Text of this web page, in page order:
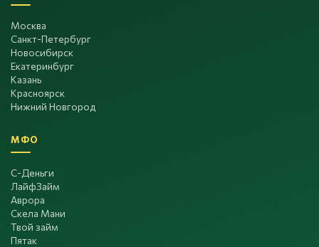
Москва
Санкт-Петербург
Новосибирск
Екатеринбург
Казань
Красноярск
Нижний Новгород
МФО
С-Деньги
ЛайфЗайм
Аврора
Скела Мани
Твой займ
Пятак